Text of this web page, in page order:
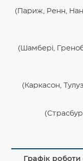
(Париж, Ренн,
(Шамбері,
(Каркасон,
Графік